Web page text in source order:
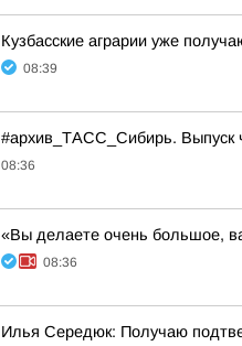
Кузбасские аграрии уже
08:39
#архив_ТАСС_Сибирь. Выпуск
08:36
«Вы делаете очень большое,
08:36
Илья Середюк: Получаю